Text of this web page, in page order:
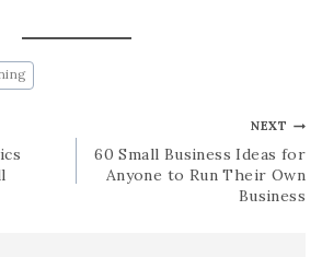
NEXT
60 Small Business Ideas for
Anyone to Run Their Own
Business